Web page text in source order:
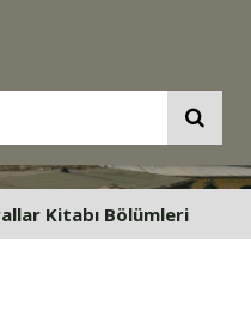
Kitabı Bölümleri